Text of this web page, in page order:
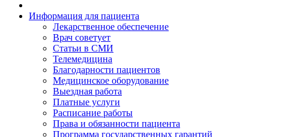
Информация для пациента
Лекарственное обеспечение
Врач советует
Статьи в СМИ
Телемедицина
Благодарности пациентов
Медицинское оборудование
Выездная работа
Платные услуги
Расписание работы
Права и обязанности пациента
Программа государственных гарантий